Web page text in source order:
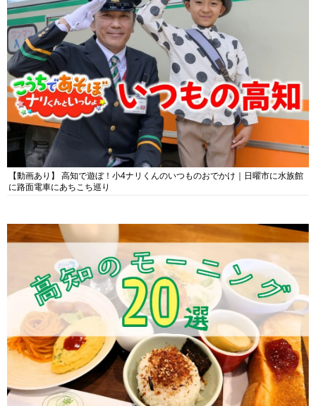
【動画あり】 高知で遊ぼ！小4ナリくんのいつものおでかけ｜日曜市に水族館
に路面電車にあちこち巡り